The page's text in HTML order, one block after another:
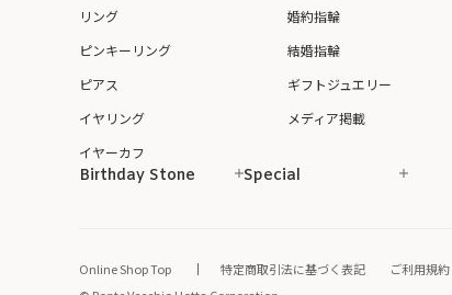
リング
ピンキーリング
ピアス
イヤリング
イヤーカフ
婚約指輪
結婚指輪
ギフトジュエリー
メディア掲載
Birthday Stone Special
Online Shop Top 特定商取引法に基づく表記 ご利用規約